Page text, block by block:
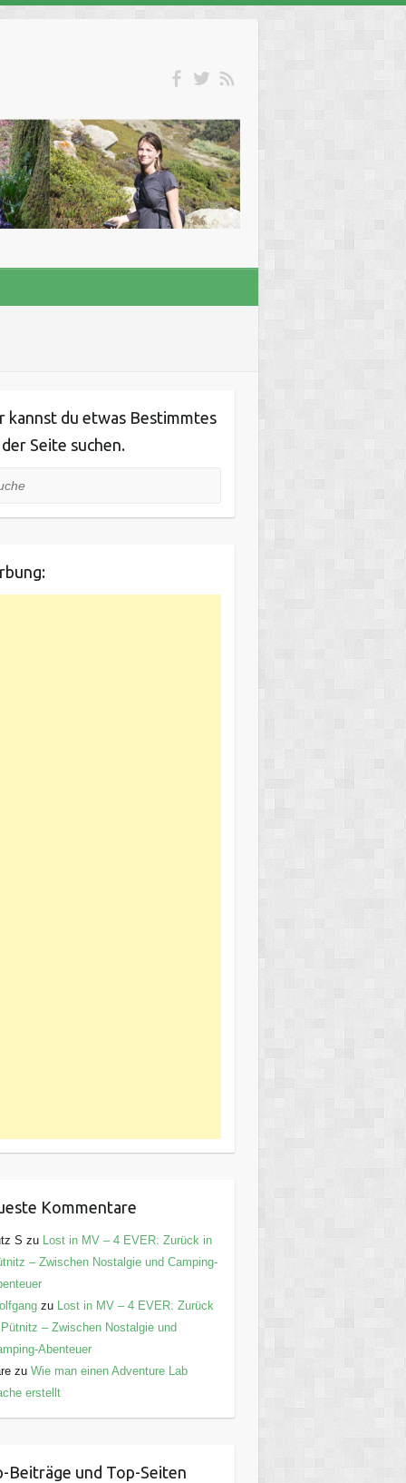
kannst du etwas Bestimmtes
Seite suchen.
Kommentare
S zu
Lost in MV – 4 EVER: Zurück in
– Zwischen Nostalgie und Camping-
zu
Lost in MV – 4 EVER: Zurück
– Zwischen Nostalgie und
Abenteuer
zu Wie man einen Adventure Lab
erstellt
Beiträge und Top-Seiten